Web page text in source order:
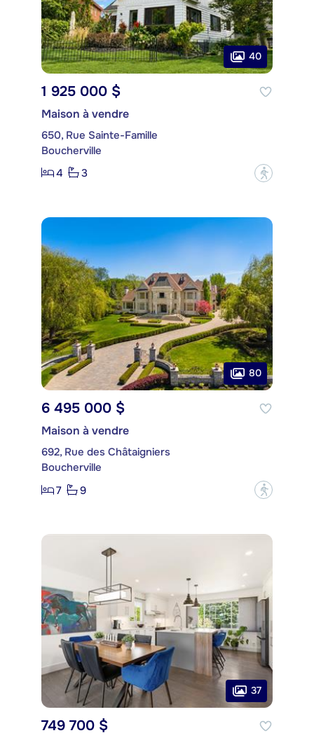
40
1 925 000 $
Maison à vendre
650, Rue Sainte-Famille
Boucherville
4
3 ?
80
6 495 000 $
Maison à vendre
692, Rue des Châtaigniers
Boucherville
7
9 ?
37
749 700 $